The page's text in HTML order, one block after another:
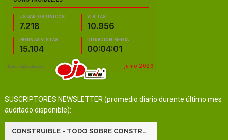
SUSCRIPTORES NEWSLETTER (promedio diario durante último mes
auditado disponible):